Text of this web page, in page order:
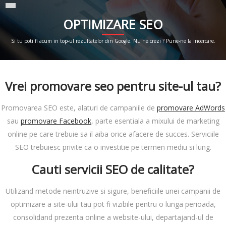
OPTIMIZARE SEO
Si tu poti fi acum in top-ul rezultatelor din Google. Nu ne crezi ? Pune-ne la incercare.
Vrei promovare seo pentru site-ul tau?
Promovarea SEO este, alaturi de campaniile de promovare AdWords
sau promovare Facebook, parte esentiala a mixului de marketing
online pe care trebuie sa il aiba orice afacere de succes. Serviciile
SEO trebuiesc privite ca o investitie pe termen mediu si lung.
Cauti servicii SEO de calitate?
Utilizand metode neintruzive si sigure, beneficiile unei campanii de
optimizare a site-ului tau pot fi vizibile pentru o lunga perioada,
consolidand prezenta online a website-ului, departajand-ul de